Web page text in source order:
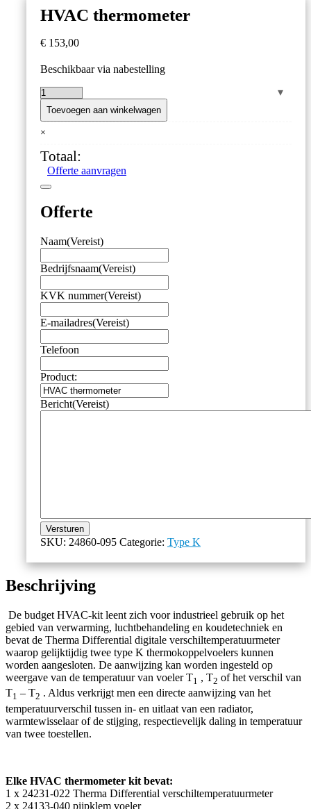
HVAC thermometer
€ 153,00
Beschikbaar via nabestelling
HVAC
thermometer
aantal
Toevoegen aan winkelwagen
×
Totaal:
Offerte aanvragen
Offerte
Naam(Vereist)
Bedrijfsnaam(Vereist)
KVK nummer(Vereist)
E-mailadres(Vereist)
Telefoon
Product:
Bericht(Vereist)
Versturen
SKU: 24860-095 Categorie: Type K
Beschrijving
De budget HVAC-kit leent zich voor industrieel gebruik op het
gebied van verwarming, luchtbehandeling en koudetechniek en
bevat de Therma Differential digitale verschiltemperatuurmeter
waarop gelijktijdig twee type K thermokoppelvoelers kunnen
worden aangesloten. De aanwijzing kan worden ingesteld op
weergave van de temperatuur van voeler T1 , T2 of het verschil van
T1 – T2 . Aldus verkrijgt men een directe aanwijzing van het
temperatuurverschil tussen in- en uitlaat van een radiator,
warmtewisselaar of de stijging, respectievelijk daling in temperatuur
van twee toestellen.
Elke HVAC thermometer kit bevat:
1 x 24231-022 Therma Differential verschiltemperatuurmeter
2 x 24133-040 pijpklem voeler